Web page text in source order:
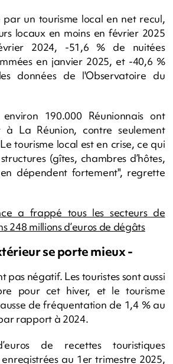
un tourisme local en net recul,
locaux en moins en février 2025
2024, -51,6 % de nuitées
en janvier 2025, et -40,6 %
données de l'Observatoire du
190.000 Réunionnais ont
à La Réunion, contre seulement
tourisme local est en crise, ce qui
(gîtes, chambres d’hôtes,
dépendent fortement", regrette
a frappé tous les secteurs de
248 millions d’euros de dégâts
se porte mieux -
pas négatif. Les touristes sont aussi
pour cet hiver, et le tourisme
de fréquentation de 1,4 % au
rapport à 2024.
de recettes touristiques
au 1er trimestre 2025,